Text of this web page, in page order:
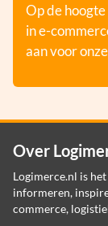
Op de
in e-
aan voor
Over
Logimerce.nl is
informeren,
commerce,